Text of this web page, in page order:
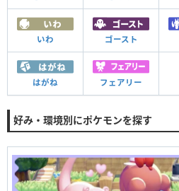
いわ ゴースト
はがね フェアリー
好み・環境別にポケモンを探す